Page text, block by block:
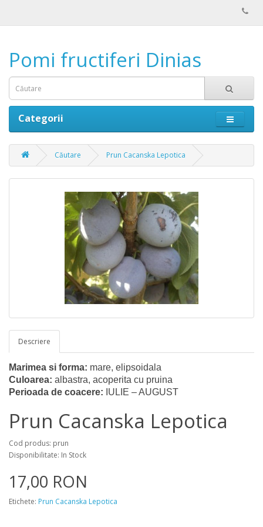
Pomi fructiferi Dinias
Categorii
Căutare Prun Cacanska Lepotica
Descriere
Marimea si forma: mare, elipsoidala
Culoarea: albastra, acoperita cu pruina
Perioada de coacere: IULIE – AUGUST
Prun Cacanska Lepotica
Cod produs: prun
Disponibilitate: In Stock
17,00 RON
Etichete: Prun Cacanska Lepotica